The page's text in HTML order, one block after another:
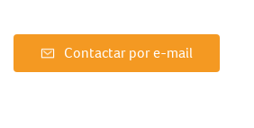
Contactar por e-mail